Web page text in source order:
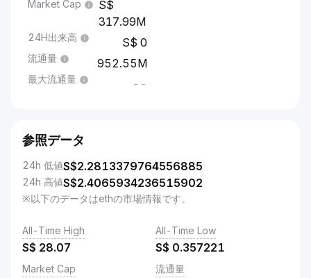
Market Cap
317.99M
24H出来高 0
流通量 952.55M
最大流通量 --
参照データ
24h 低値S$2.2813379764556885
24h 高値S$2.4065934236515902
※以下のデータはethの市場情報です。
All-Time High
S$ 28.07
All-Time Low
S$ 0.357221
Market Cap 流通量